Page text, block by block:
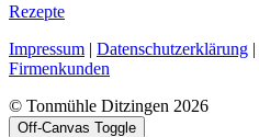
Rezepte
Impressum | Datenschutzerklärung |
Firmenkunden
© Tonmühle Ditzingen 2026
Off-Canvas Toggle